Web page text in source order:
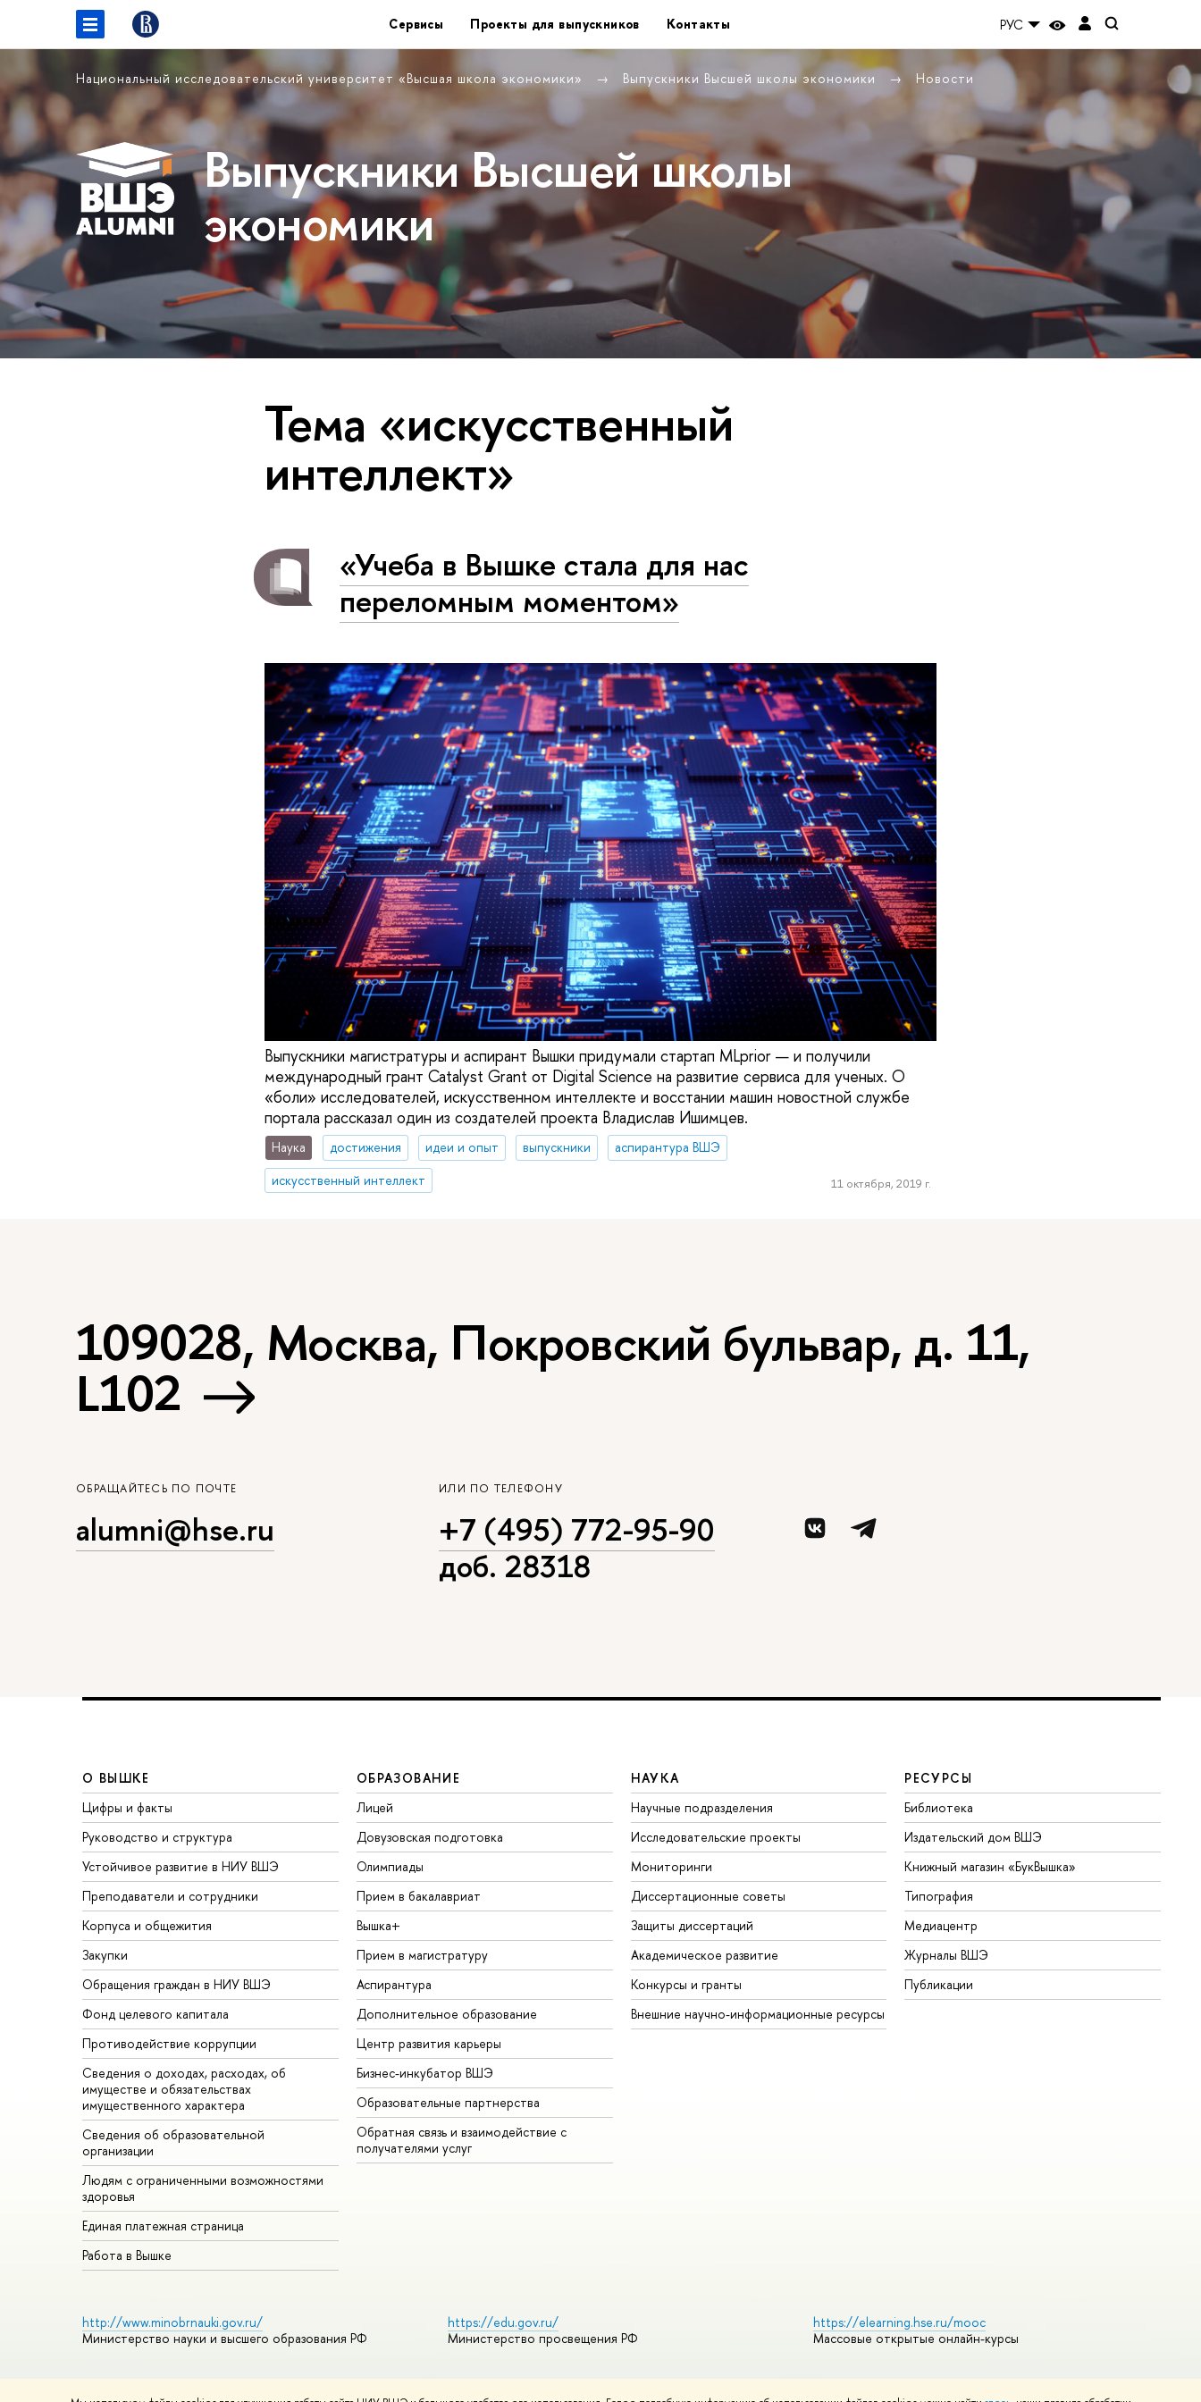
Сервисы Проекты для выпускников Контакты РУС
Национальный исследовательский университет «Высшая школа экономики» Выпускники Высшей школы экономики Новости
Выпускники Высшей школы
экономики
Тема «искусственный
интеллект»
«Учеба в Вышке стала для нас
переломным моментом»
Выпускники магистратуры и аспирант Вышки придумали cтартап MLprior — и получили
международный грант Catalyst Grant от Digital Science на развитие сервиса для ученых. О
«боли» исследователей, искусственном интеллекте и восстании машин новостной службе
портала рассказал один из создателей проекта Владислав Ишимцев.
Наука достижения идеи и опыт выпускники
аспирантура ВШЭ
искусственный интеллект
11 октября, 2019 г.
109028, Москва, Покровский бульвар, д. 11,
L102
ОБРАЩАЙТЕСЬ ПО ПОЧТЕ
alumni@hse.ru
ИЛИ ПО ТЕЛЕФОНУ
+7 (495) 772-95-90
доб. 28318
О ВЫШКЕ
Цифры и факты
Руководство и структура
Устойчивое развитие в НИУ ВШЭ
Преподаватели и сотрудники
Корпуса и общежития
Закупки
Обращения граждан в НИУ ВШЭ
Фонд целевого капитала
Противодействие коррупции
Сведения о доходах, расходах, об
имуществе и обязательствах
имущественного характера
Сведения об образовательной
организации
Людям с ограниченными возможностями
здоровья
Единая платежная страница
Работа в Вышке
ОБРАЗОВАНИЕ
Лицей
Довузовская подготовка
Олимпиады
Прием в бакалавриат
Вышка+
Прием в магистратуру
Аспирантура
Дополнительное образование
Центр развития карьеры
Бизнес-инкубатор ВШЭ
Образовательные партнерства
Обратная связь и взаимодействие с
получателями услуг
НАУКА
Научные подразделения
Исследовательские проекты
Мониторинги
Диссертационные советы
Защиты диссертаций
Академическое развитие
Конкурсы и гранты
Внешние научно-информационные ресурсы
РЕСУРСЫ
Библиотека
Издательский дом ВШЭ
Книжный магазин «БукВышка»
Типография
Медиацентр
Журналы ВШЭ
Публикации
http://www.minobrnauki.gov.ru/
Министерство науки и высшего образования РФ
https://edu.gov.ru/
Министерство просвещения РФ
https://elearning.hse.ru/mooc
Массовые открытые онлайн-курсы